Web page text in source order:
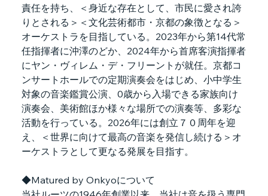
責任を持ち、＜身近な存在として、市民に愛され誇
りとされる＞＜文化芸術都市・京都の象徴となる＞
オーケストラを目指している。2023年から第14代常
任指揮者に沖澤のどか、2024年から首席客演指揮者
にヤン・ヴィレム・デ・フリーントが就任。京都コ
ンサートホールでの定期演奏会をはじめ、小中学生
対象の音楽鑑賞公演、0歳から入場できる家族向け
演奏会、美術館ほか様々な場所での演奏等、多彩な
活動を行っている。2026年には創立７０周年を迎
え、＜世界に向けて最高の音楽を発信し続ける＞オ
ーケストラとして更なる発展を目指す。
◆Matured by Onkyoについて